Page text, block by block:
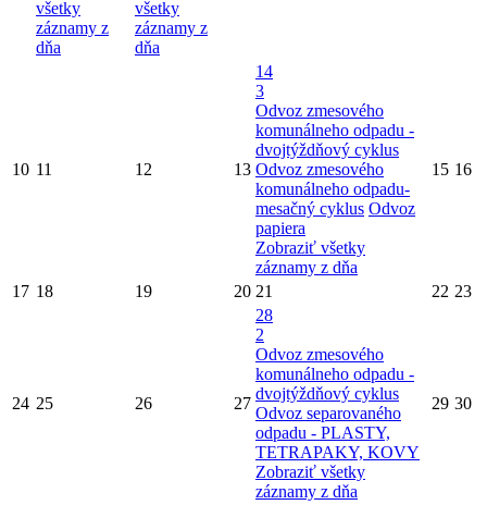
všetky
záznamy z
dňa
všetky
záznamy z
dňa
10 11 12 13
14
3
Odvoz zmesového
komunálneho odpadu -
dvojtýždňový cyklus
Odvoz zmesového
komunálneho odpadu-
mesačný cyklus Odvoz
papiera
Zobraziť všetky
záznamy z dňa
15 16
17 18 19 20 21 22 23
24 25 26 27
28
2
Odvoz zmesového
komunálneho odpadu -
dvojtýždňový cyklus
Odvoz separovaného
odpadu - PLASTY,
TETRAPAKY, KOVY
Zobraziť všetky
záznamy z dňa
29 30